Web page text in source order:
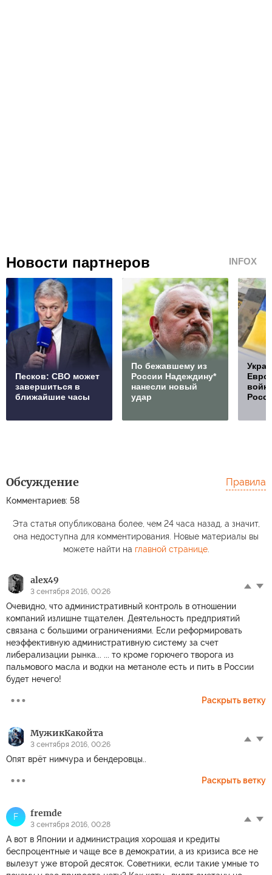
Новости партнеров INFOX
Песков: СВО может
завершиться в
ближайшие часы
По бежавшему из
России Надеждину*
нанесли новый
удар
Обсуждение
Комментариев: 58
Правила
Эта статья опубликована более, чем 24 часа назад, а значит,
она недоступна для комментирования. Новые материалы вы
можете найти на главной странице.
alex49
3 сентября 2016, 00:26
Очевидно, что административный контроль в отношении
компаний излишне тщателен. Деятельность предприятий
связана с большими ограничениями. Если реформировать
неэффективную административную систему за счет
либерализации рынка... ... то кроме горючего творога из
пальмового масла и водки на метаноле есть и пить в России
будет нечего!
Раскрыть ветку
МужикКакойта
3 сентября 2016, 00:26
Опят врёт нимчура и бендеровцы..
Раскрыть ветку
F fremde
3 сентября 2016, 00:28
А вот в Японии и администрация хорошая и кредиты
беспроцентные и чаще все в демократии, а из кризиса все не
вылезут уже второй десяток. Советники, если такие умные то